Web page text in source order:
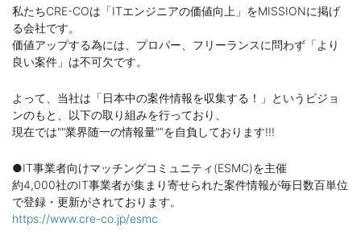
私たちCRE-COは「ITエンジニアの価値向上」をMISSIONに掲げ
る会社です。
価値アップする為には、プロパー、フリーランスに問わず「より
良い案件」は不可欠です。
よって、当社は「日本中の案件情報を収集する！」というビジョ
ンのもと、以下の取り組みを行っており、
現在では""業界随一の情報量””を自負しております!!!
●IT事業者向けマッチングコミュニティ(ESMC)を主催
約4,000社のIT事業者が集まり寄せられた案件情報が毎日数百単位
で登録・更新がされております。
https://www.cre-co.jp/esmc